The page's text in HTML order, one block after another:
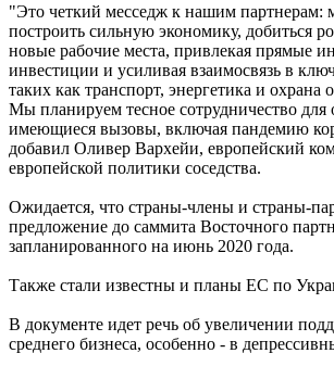
"Это четкий месседж к нашим
построить сильную экономику, добиться
новые рабочие места, привлекая прямые
инвестиции и усиливая взаимосвязь в
таких как транспорт, энергетика и
Мы планируем тесное сотрудничество для
имеющиеся вызовы, включая пандемию
добавил Оливер Вархейи, европейский
европейской политики соседства.
Ожидается, что страны-члены и страны-
предложение до саммита Восточного
запланированного на июнь 2020 года.
Также стали известны и планы ЕС по
В документе идет речь об увеличении
среднего бизнеса, особенно - в